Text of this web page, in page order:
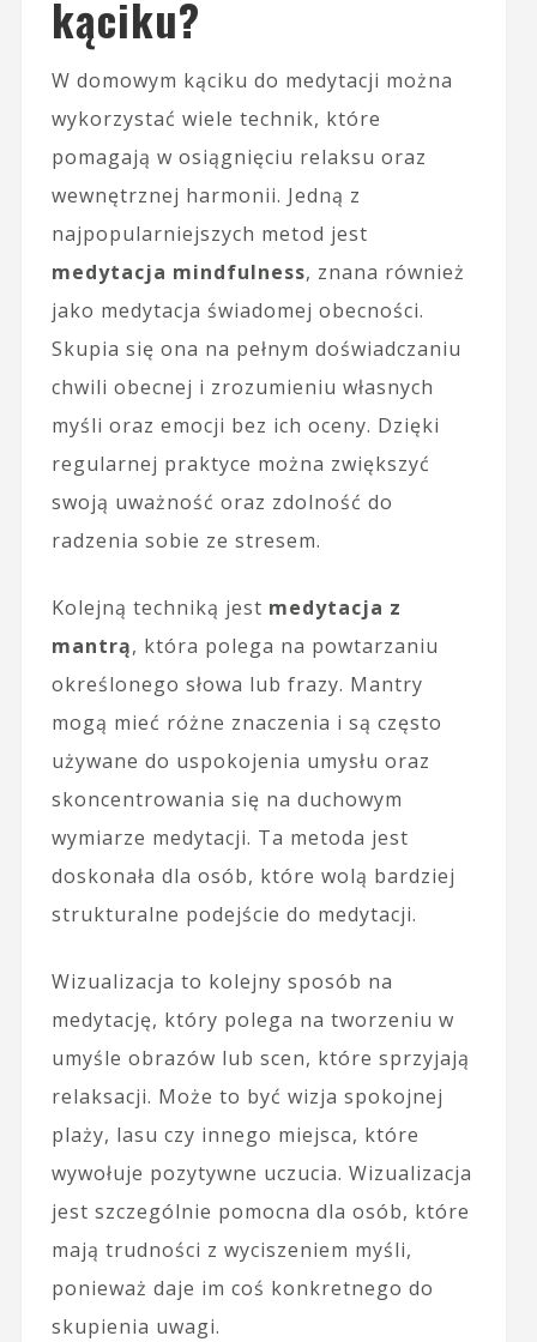
kąciku?
W domowym kąciku do medytacji można
wykorzystać wiele technik, które
pomagają w osiągnięciu relaksu oraz
wewnętrznej harmonii. Jedną z
najpopularniejszych metod jest
medytacja mindfulness, znana również
jako medytacja świadomej obecności.
Skupia się ona na pełnym doświadczaniu
chwili obecnej i zrozumieniu własnych
myśli oraz emocji bez ich oceny. Dzięki
regularnej praktyce można zwiększyć
swoją uważność oraz zdolność do
radzenia sobie ze stresem.
Kolejną techniką jest medytacja z
mantrą, która polega na powtarzaniu
określonego słowa lub frazy. Mantry
mogą mieć różne znaczenia i są często
używane do uspokojenia umysłu oraz
skoncentrowania się na duchowym
wymiarze medytacji. Ta metoda jest
doskonała dla osób, które wolą bardziej
strukturalne podejście do medytacji.
Wizualizacja to kolejny sposób na
medytację, który polega na tworzeniu w
umyśle obrazów lub scen, które sprzyjają
relaksacji. Może to być wizja spokojnej
plaży, lasu czy innego miejsca, które
wywołuje pozytywne uczucia. Wizualizacja
jest szczególnie pomocna dla osób, które
mają trudności z wyciszeniem myśli,
ponieważ daje im coś konkretnego do
skupienia uwagi.